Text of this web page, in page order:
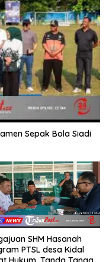
Sepak Bola Siadi
SHM Hasanah
PTSL desa Kidal